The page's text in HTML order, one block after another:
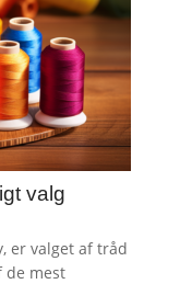
valg
er valget af tråd
de mest